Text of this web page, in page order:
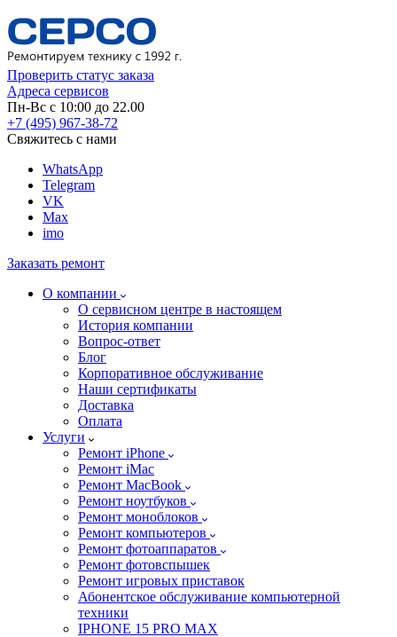
Проверить статус заказа
Адреса сервисов
Пн-Вс с 10:00 до 22.00
+7 (495) 967-38-72
Свяжитесь с нами
WhatsApp
Telegram
VK
Max
imo
Заказать ремонт
О компании
О сервисном центре в настоящем
История компании
Вопрос-ответ
Блог
Корпоративное обслуживание
Наши сертификаты
Доставка
Оплата
Услуги
Ремонт iPhone
Ремонт iMac
Ремонт MacBook
Ремонт ноутбуков
Ремонт моноблоков
Ремонт компьютеров
Ремонт фотоаппаратов
Ремонт фотовспышек
Ремонт игровых приставок
Абонентское обслуживание компьютерной
техники
IPHONE 15 PRO MAX